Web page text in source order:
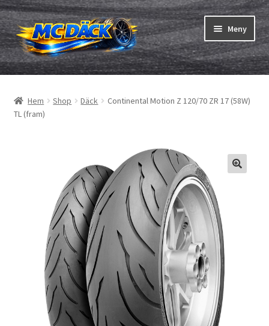
Hoppa
till
navigering
Hoppa
till
innehåll
Meny
Däck
Slangar & fälgband
Hem Shop Däck
Continental Motion Z 120/70 ZR 17 (58W)
TL (fram)